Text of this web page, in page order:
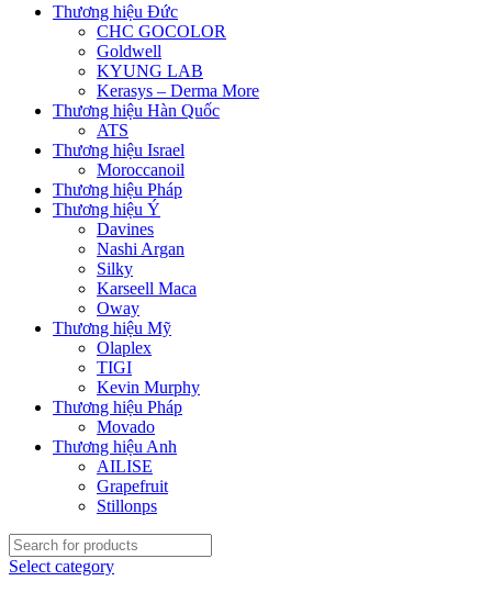
Thương hiệu Đức
CHC GOCOLOR
Goldwell
KYUNG LAB
Kerasys – Derma More
Thương hiệu Hàn Quốc
ATS
Thương hiệu Israel
Moroccanoil
Thương hiệu Pháp
Thương hiệu Ý
Davines
Nashi Argan
Silky
Karseell Maca
Oway
Thương hiệu Mỹ
Olaplex
TIGI
Kevin Murphy
Thương hiệu Pháp
Movado
Thương hiệu Anh
AILISE
Grapefruit
Stillonps
Select category